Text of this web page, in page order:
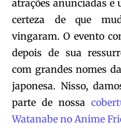
atrações anunciadas
certeza de que
vingaram. O evento
depois de sua
com grandes nomes
japonesa. Nisso,
parte de nossa
Watanabe no Anime